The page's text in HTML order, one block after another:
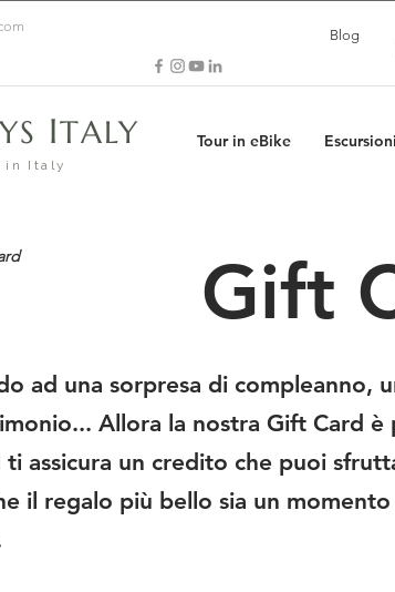
Blog
ITALY
in Italy
Tour in eBike
Gift
ad una sorpresa di
Allora la nostra Gift Card
ti assicura un credito che puoi
il regalo più bello sia un